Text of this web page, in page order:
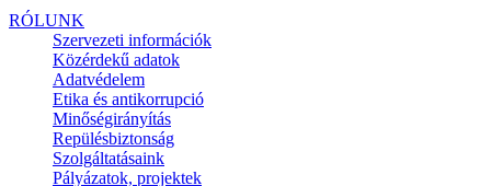
RÓLUNK
Szervezeti információk
Közérdekű adatok
Adatvédelem
Etika és antikorrupció
Minőségirányítás
Repülésbiztonság
Szolgáltatásaink
Pályázatok, projektek